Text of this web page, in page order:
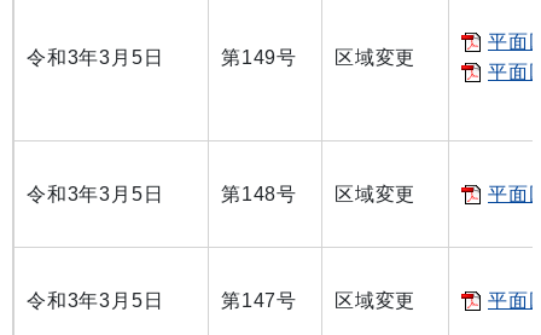
令和3年3月5日 第149号 区域変更
平面
平面
令和3年3月5日 第148号 区域変更 平面
令和3年3月5日 第147号 区域変更 平面